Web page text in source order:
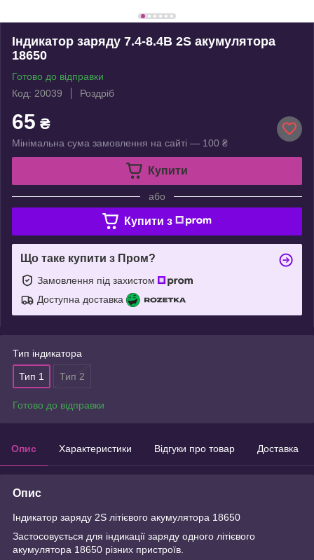
Індикатор заряду 7.4-8.4В 2S акумулятора
18650
Готово до відправки
Код: 20039
Роздріб
65 ₴
Мінімальна сума замовлення на сайті — 100 ₴
Купити
або
Купити з
Що таке купити з Пром?
Замовлення під захистом
Доступна доставка
Тип індикатора
Тип 1 Тип 2
Готово до відправки
Опис Характеристики Відгуки про товар Доставка
Опис
Індикатор заряду 2S літієвого акумулятора 18650
Застосовується для індикації заряду одного літієвого
акумулятора 18650 різних пристроїв.